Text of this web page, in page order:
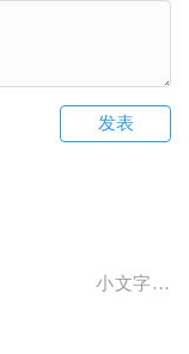
发表
小文字…